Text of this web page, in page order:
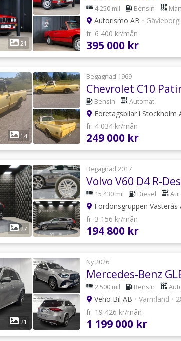
21
4 250 mil Bensin
Autorismo AB • Gävleborg
fr. 6 400 kr/mån
395 000 kr
14
Begagnad 1969
Chevrolet C10
Bensin Automat
Företagsbilar i Stockholm
fr. 4 034 kr/mån
249 000 kr
27
Begagnad 2017
15 430 mil Diesel
Fordonsgruppen Västerås
fr. 3 156 kr/mån
194 800 kr
21
Ny 2026
2 500 mil Bensin
Veho Bil AB • Värmland •
fr. 19 426 kr/mån
1 199 000 kr